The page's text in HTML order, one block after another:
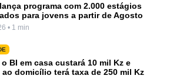
lança programa com 2.000 estágios
para jovens a partir de Agosto
• 1 min
o BI em casa custará 10 mil Kz e
ao domicílio terá taxa de 250 mil Kz